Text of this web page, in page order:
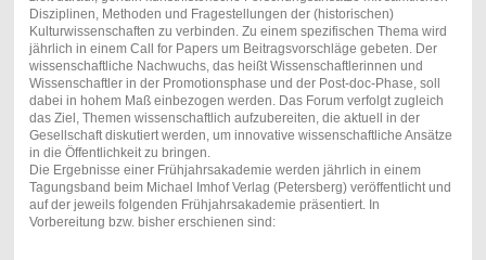
Disziplinen, Methoden und Fragestellungen der (historischen)
Kulturwissenschaften zu verbinden. Zu einem spezifischen Thema wird
jährlich in einem Call for Papers um Beitragsvorschläge gebeten. Der
wissenschaftliche Nachwuchs, das heißt Wissenschaftlerinnen und
Wissenschaftler in der Promotionsphase und der Post-doc-Phase, soll
dabei in hohem Maß einbezogen werden. Das Forum verfolgt zugleich
das Ziel, Themen wissenschaftlich aufzubereiten, die aktuell in der
Gesellschaft diskutiert werden, um innovative wissenschaftliche Ansätze
in die Öffentlichkeit zu bringen.
Die Ergebnisse einer Frühjahrsakademie werden jährlich in einem
Tagungsband beim Michael Imhof Verlag (Petersberg) veröffentlicht und
auf der jeweils folgenden Frühjahrsakademie präsentiert. In
Vorbereitung bzw. bisher erschienen sind: